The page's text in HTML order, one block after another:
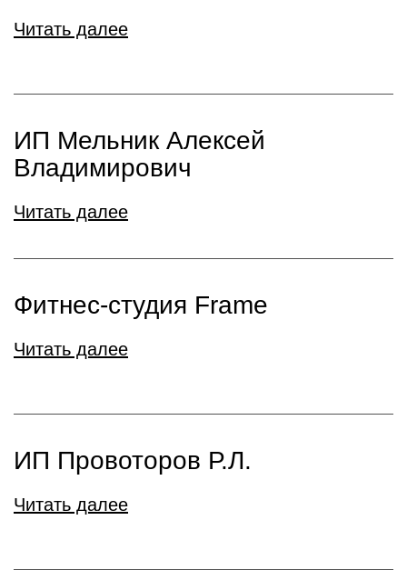
Читать далее
ИП Мельник Алексей
Владимирович
Читать далее
Фитнес-студия Frame
Читать далее
ИП Провоторов Р.Л.
Читать далее